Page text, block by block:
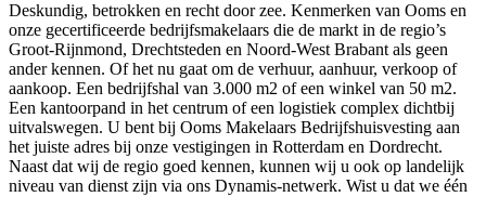
Deskundig, betrokken en recht door zee. Kenmerken van Ooms en
onze gecertificeerde bedrijfsmakelaars die de markt in de regio’s
Groot-Rijnmond, Drechtsteden en Noord-West Brabant als geen
ander kennen. Of het nu gaat om de verhuur, aanhuur, verkoop of
aankoop. Een bedrijfshal van 3.000 m2 of een winkel van 50 m2.
Een kantoorpand in het centrum of een logistiek complex dichtbij
uitvalswegen. U bent bij Ooms Makelaars Bedrijfshuisvesting aan
het juiste adres bij onze vestigingen in Rotterdam en Dordrecht.
Naast dat wij de regio goed kennen, kunnen wij u ook op landelijk
niveau van dienst zijn via ons Dynamis-netwerk. Wist u dat we één